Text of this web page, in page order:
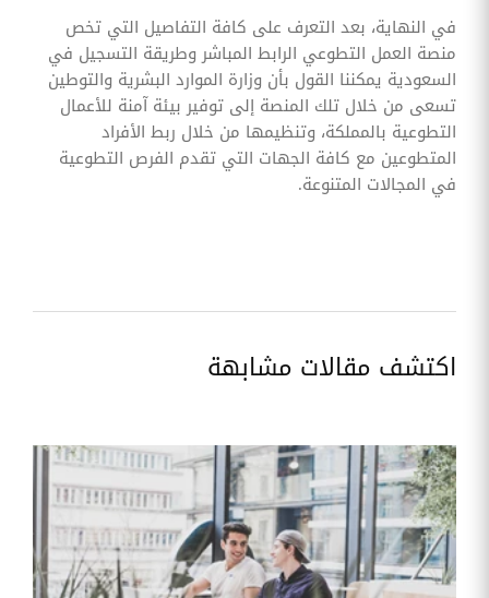
في النهاية، بعد التعرف على كافة التفاصيل التي تخص
منصة العمل التطوعي الرابط المباشر وطريقة التسجيل في
السعودية يمكننا القول بأن وزارة الموارد البشرية والتوطين
تسعى من خلال تلك المنصة إلى توفير بيئة آمنة للأعمال
التطوعية بالمملكة، وتنظيمها من خلال ربط الأفراد
المتطوعين مع كافة الجهات التي تقدم الفرص التطوعية
في المجالات المتنوعة.
اكتشف مقالات مشابهة